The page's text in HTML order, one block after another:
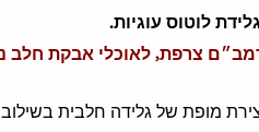
צרפת, לאוכלי אבקת חלב
מופת של גלידה חלבית